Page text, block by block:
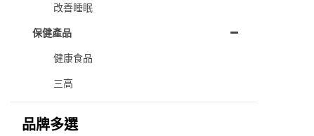
改善睡眠
保健產品
健康食品
三高
品牌多選